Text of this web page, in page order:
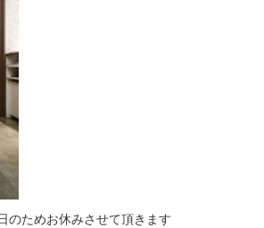
のためお休みさせて頂きます